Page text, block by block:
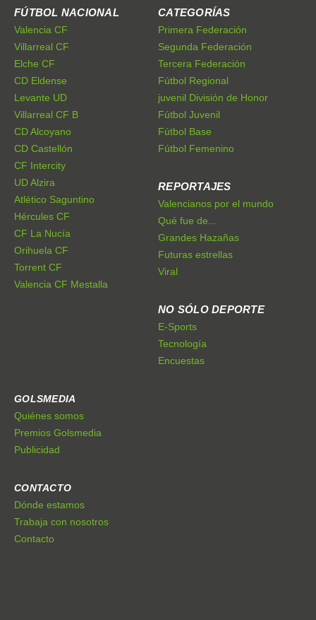
FÚTBOL NACIONAL
Valencia CF
Villarreal CF
Elche CF
CD Eldense
Levante UD
Villarreal CF B
CD Alcoyano
CD Castellón
CF Intercity
UD Alzira
Atlético Saguntino
Hércules CF
CF La Nucía
Orihuela CF
Torrent CF
Valencia CF Mestalla
CATEGORÍAS
Primera Federación
Segunda Federación
Tercera Federación
Fútbol Regional
juvenil División de Honor
Fútbol Juvenil
Fútbol Base
Fútbol Femenino
REPORTAJES
Valencianos por el mundo
Qué fue de...
Grandes Hazañas
Futuras estrellas
Viral
NO SÓLO DEPORTE
E-Sports
Tecnología
Encuestas
GOLSMEDIA
Quiénes somos
Premios Golsmedia
Publicidad
CONTACTO
Dónde estamos
Trabaja con nosotros
Contacto